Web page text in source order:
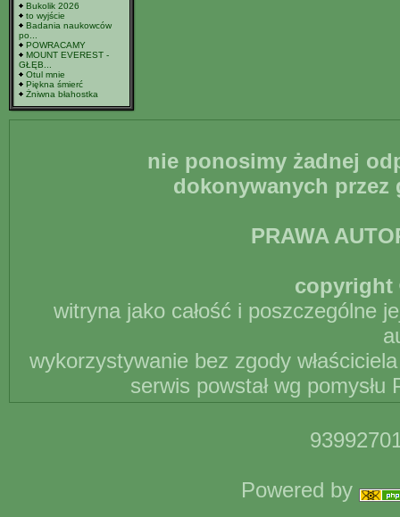
Bukolik 2026
to wyjście
Badania naukowców
po...
POWRACAMY
MOUNT EVEREST -
GŁĘB...
Otul mnie
Piękna śmierć
Żniwna błahostka
nie ponosimy żadnej
dokonywanych
PRAWA
copyright
witryna jako całość i poszczególne
wykorzystywanie bez zgody
serwis powstał wg
Powered by